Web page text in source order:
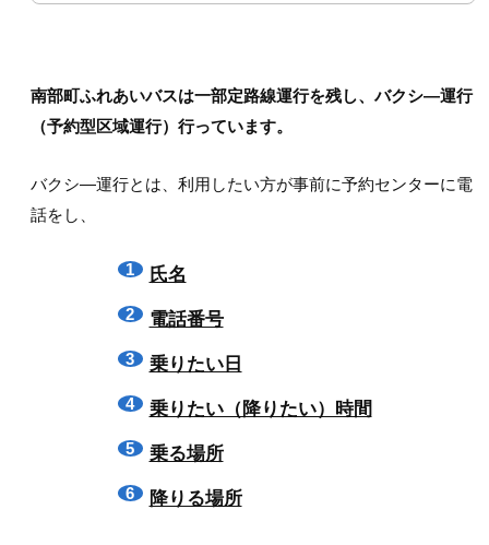
南部町ふれあいバスは一部定路線運行を残し、バクシ―運行
（予約型区域運行）行っています。
バクシ―運行とは、利用したい方が事前に予約センターに電
話をし、
氏名
電話番号
乗りたい日
乗りたい（降りたい）時間
乗る場所
降りる場所